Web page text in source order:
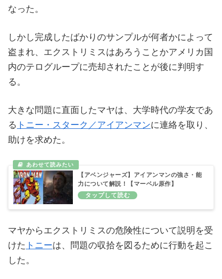
なった。
しかし完成したばかりのサンプルが何者かによって
盗まれ、エクストリミスはあろうことかアメリカ国
内のテログループに売却されたことが後に判明す
る。
大きな問題に直面したマヤは、大学時代の学友であ
る トニー・スターク／アイアンマンに連絡を取り、
助けを求めた。
【アベンジャーズ】アイアンマンの強さ・能
力について解説！【マーベル原作】
マヤからエクストリミスの危険性について説明を受
けた トニーは、問題の収拾を図るために行動を起こ
した。